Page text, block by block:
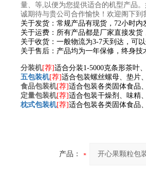
量、等,以便为您提供适合的机型产品
诚期待与贵公司合作愉快！欢迎阁下到
关于发货：常规产品有现货，72小时内
关于运费：所有产品都是厂家直接发货
关于收货：一般物流为3-7天到达，可
关于售后：产品均为一年保修，终身技
分装机[荐]适合分装1-5000克条形茶叶
五包装机[荐]适合包装螺丝螺母、垫片
食品包装机[荐]适合包装各类固体食品
定量包装机[荐]适合包装干燥剂、味精
枕式包装机[荐]适合包装各类固体食品
产品：